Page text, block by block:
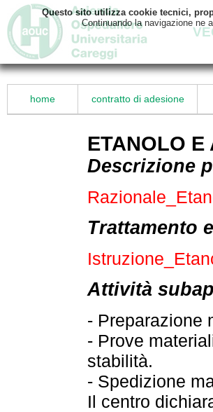
home contratto di adesione
ETANOLO E
Descrizione
Trattamento
Attività
- Preparazione
- Prove
stabilità.
- Spedizione
Il centro
Questo sito utilizza cookie tecnici,
Continuando la navigazione ne